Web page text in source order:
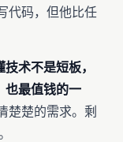
代码，但他比任
技术不是短板，
也最值钱的一
楚楚的需求。剩